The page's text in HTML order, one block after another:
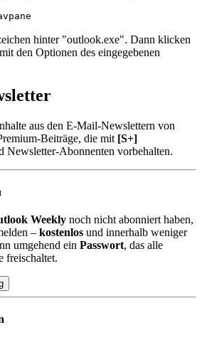
hinter "outlook.exe". Dann klicken
den Optionen des eingegebenen
aus den E-Mail-Newslettern von
Beiträge, die mit [S+]
Newsletter-Abonnenten vorbehalten.
Weekly noch nicht abonniert haben,
– kostenlos und innerhalb weniger
umgehend ein Passwort, das alle
freischaltet.